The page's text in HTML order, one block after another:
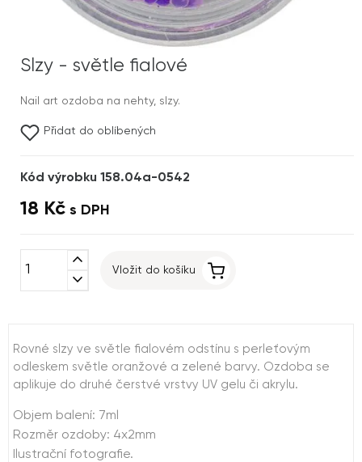
Slzy - světle fialové
Nail art ozdoba na nehty, slzy.
Přidat do oblíbených
Kód výrobku 158.04a-0542
18 Kč s DPH
expand_less
expand_more
Vložit do košíku
Rovné slzy ve světle fialovém odstínu s perleťovým
odleskem světle oranžové a zelené barvy. Ozdoba se
aplikuje do druhé čerstvé vrstvy UV gelu či akrylu.
Objem balení: 7ml
Rozměr ozdoby: 4x2mm
Ilustrační fotografie.